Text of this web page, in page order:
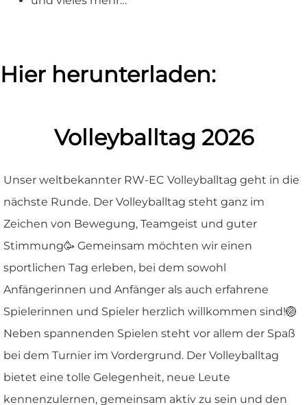
Hier herunterladen:
Volleyballtag 2026
Unser weltbekannter RW-EC Volleyballtag geht in die
nächste Runde. Der Volleyballtag steht ganz im
Zeichen von Bewegung, Teamgeist und guter
Stimmung🥳 Gemeinsam möchten wir einen
sportlichen Tag erleben, bei dem sowohl
Anfängerinnen und Anfänger als auch erfahrene
Spielerinnen und Spieler herzlich willkommen sind!🏐
Neben spannenden Spielen steht vor allem der Spaß
bei dem Turnier im Vordergrund. Der Volleyballtag
bietet eine tolle Gelegenheit, neue Leute
kennenzulernen, gemeinsam aktiv zu sein und den